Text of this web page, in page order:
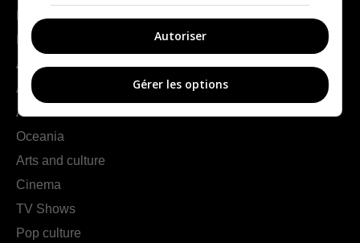
France
Europe
Americas
Asia
Africa
Oceania
Arts and culture
Cinema
TV Shows
Pop culture
Autoriser
Gérer les options